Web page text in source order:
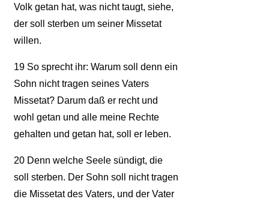
Volk getan hat, was nicht taugt, siehe,
der soll sterben um seiner Missetat
willen.
19So sprecht ihr: Warum soll denn ein
Sohn nicht tragen seines Vaters
Missetat? Darum daß er recht und
wohl getan und alle meine Rechte
gehalten und getan hat, soll er leben.
20Denn welche Seele sündigt, die
soll sterben. Der Sohn soll nicht tragen
die Missetat des Vaters, und der Vater